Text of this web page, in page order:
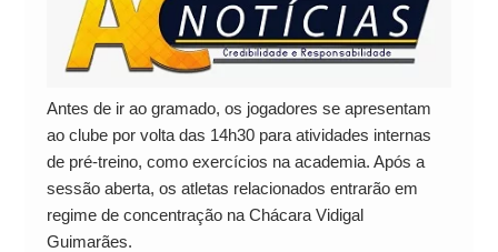
Antes de ir ao gramado, os jogadores se apresentam
ao clube por volta das 14h30 para atividades internas
de pré-treino, como exercícios na academia. Após a
sessão aberta, os atletas relacionados entrarão em
regime de concentração na Chácara Vidigal
Guimarães.